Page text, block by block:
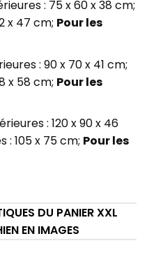
: 75 x 60 x 38 cm;
x 47 cm; Pour les
: 90 x 70 x 41 cm;
x 58 cm; Pour les
: 120 x 90 x 46
: 105 x 75 cm; Pour les
DU PANIER XXL
EN IMAGES